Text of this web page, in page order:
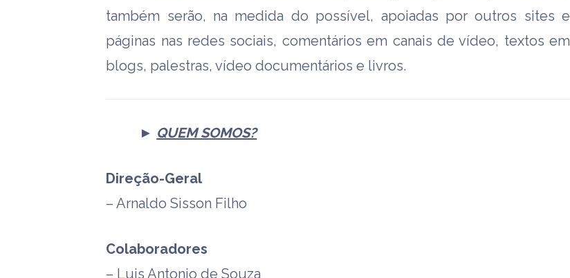
também serão, na medida do possível, apoiadas por outros sites e
páginas nas redes sociais, comentários em canais de vídeo, textos em
blogs, palestras, vídeo documentários e livros.
► QUEM SOMOS?
Direção-Geral
– Arnaldo Sisson Filho
Colaboradores
– Luis Antonio de Souza